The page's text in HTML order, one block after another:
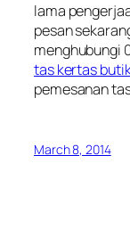
lama
pesan
menghubungi
tas kertas
pemesanan
March 8, 2014